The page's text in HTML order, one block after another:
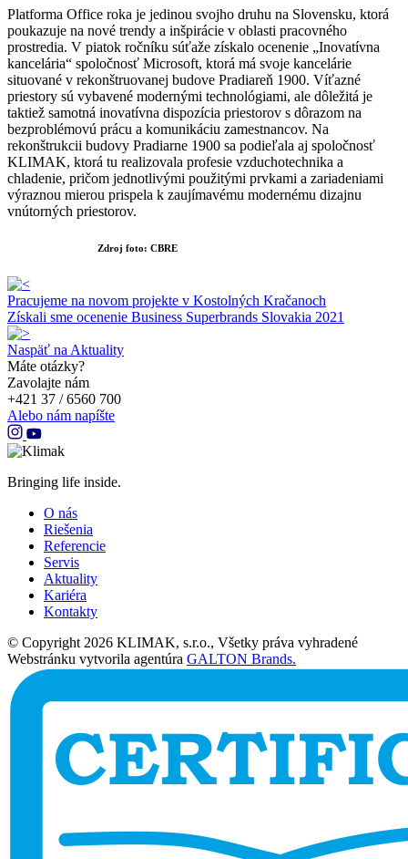
Platforma Office roka je jedinou svojho druhu na Slovensku, ktorá
poukazuje na nové trendy a inšpirácie v oblasti pracovného
prostredia. V piatok ročníku súťaže získalo ocenenie „Inovatívna
kancelária“ spoločnosť Microsoft, ktorá má svoje kancelárie
situované v rekonštruovanej budove Pradiareň 1900. Víťazné
priestory sú vybavené modernými technológiami, ale dôležitá je
taktiež samotná inovatívna dispozícia priestorov s dôrazom na
bezproblémovú prácu a komunikáciu zamestnancov. Na
rekonštrukcii budovy Pradiarne 1900 sa podieľala aj spoločnosť
KLIMAK, ktorá tu realizovala profesie vzduchotechnika a
chladenie, pričom jednotlivými použitými prvkami a zariadeniami
výraznou mierou prispela k zaujímavému modernému dizajnu
vnútorných priestorov.
Zdroj foto: CBRE
Pracujeme na novom projekte v Kostolných Kračanoch
Získali sme ocenenie Business Superbrands Slovakia 2021
Naspäť na Aktuality
Máte otázky?
Zavolajte nám
+421 37 / 6560 700
Alebo nám napíšte
Bringing life inside.
O nás
Riešenia
Referencie
Servis
Aktuality
Kariéra
Kontakty
© Copyright 2026 KLIMAK, s.r.o., Všetky práva vyhradené
Webstránku vytvorila agentúra GALTON Brands.